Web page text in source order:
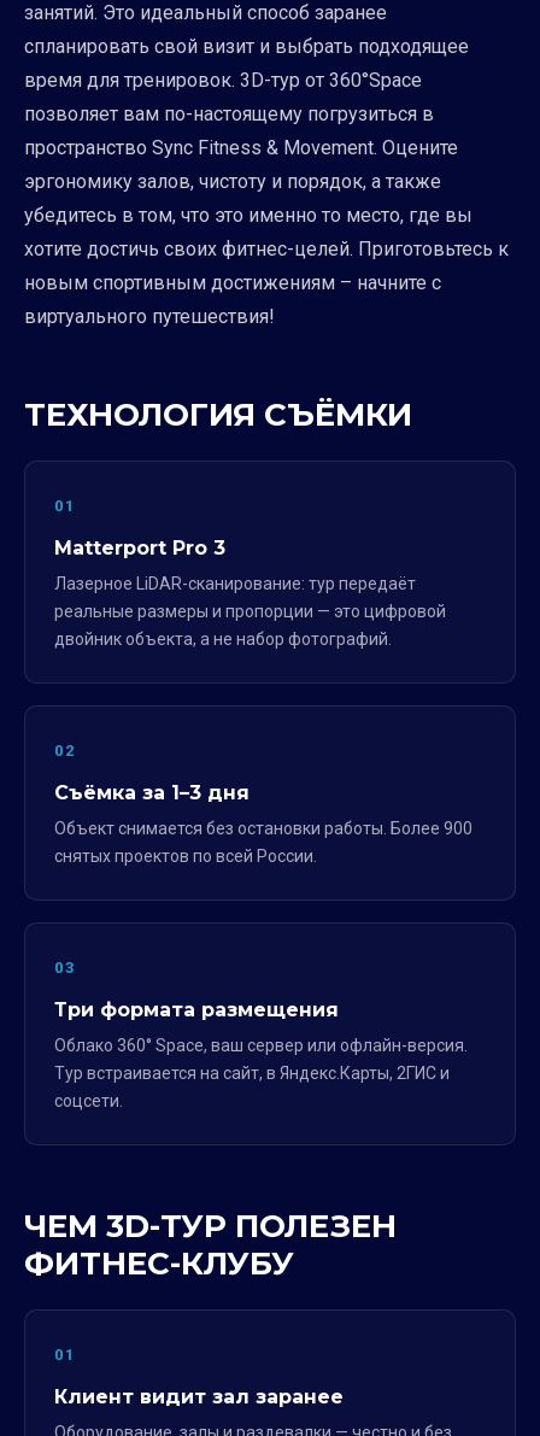
занятий. Это идеальный способ заранее
спланировать свой визит и выбрать подходящее
время для тренировок. 3D-тур от 360°Space
позволяет вам по-настоящему погрузиться в
пространство Sync Fitness & Movement. Оцените
эргономику залов, чистоту и порядок, а также
убедитесь в том, что это именно то место, где вы
хотите достичь своих фитнес-целей. Приготовьтесь к
новым спортивным достижениям – начните с
виртуального путешествия!
ТЕХНОЛОГИЯ СЪЁМКИ
01
Matterport Pro 3
Лазерное LiDAR-сканирование: тур передаёт
реальные размеры и пропорции — это цифровой
двойник объекта, а не набор фотографий.
02
Съёмка за 1–3 дня
Объект снимается без остановки работы. Более 900
снятых проектов по всей России.
03
Три формата размещения
Облако 360° Space, ваш сервер или офлайн-версия.
Тур встраивается на сайт, в Яндекс.Карты, 2ГИС и
соцсети.
ЧЕМ 3D-ТУР ПОЛЕЗЕН
ФИТНЕС-КЛУБУ
01
Клиент видит зал заранее